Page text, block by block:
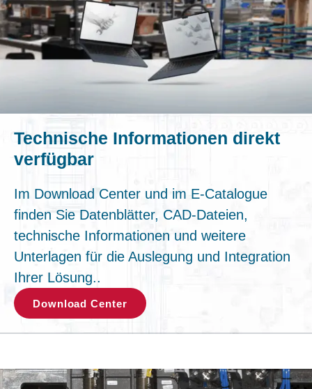
Technische Informationen direkt
verfügbar
Im Download Center und im E-Catalogue
finden Sie Datenblätter, CAD-Dateien,
technische Informationen und weitere
Unterlagen für die Auslegung und Integration
Ihrer Lösung..
Download Center